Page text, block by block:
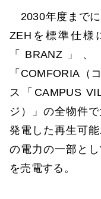
2030年度まで
ZEHを標準仕様
「BRANZ」
「COMFORIA（
ス「CAMPUS
ジ）」の全物件
発電した再生可
の電力の一部と
を売電する。